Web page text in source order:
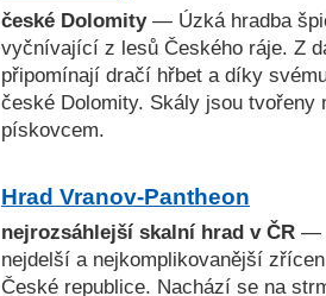
české Dolomity— Úzká hradba
vyčnívající z lesů Českého ráje. Z
připomínají dračí hřbet a díky
české Dolomity. Skály jsou
pískovcem.
Hrad Vranov-Pantheon
nejrozsáhlejší skalní hrad v ČR —
nejdelší a nejkomplikovanější
České republice. Nachází se na